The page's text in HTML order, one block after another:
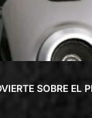
SOBRE EL